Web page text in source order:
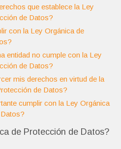
que establece la Ley
de Datos?
con la Ley Orgánica de
entidad no cumple con la Ley
de Datos?
mis derechos en virtud de la
de Datos?
cumplir con la Ley Orgánica
de Protección de Datos?